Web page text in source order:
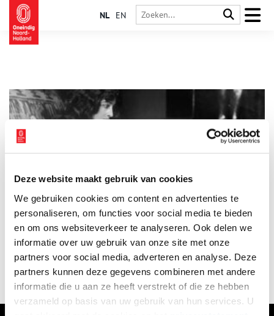
Deze website maakt gebruik van cookies
We gebruiken cookies om content en advertenties te
personaliseren, om functies voor social media te bieden
en om ons websiteverkeer te analyseren. Ook delen we
informatie over uw gebruik van onze site met onze
partners voor social media, adverteren en analyse. Deze
partners kunnen deze gegevens combineren met andere
informatie die u aan ze heeft verstrekt of die ze hebben
verzameld op basis van uw gebruik van hun services. U
NL EN
De Maand van de Geschiedenis 2024 is begonnen! Ga op pad
en dompel je onder in de geschiedenis met het thema Echt
nep. Van workshops tot tentoonstellingen en van
rondleidingen tot speurtochten: er is voor ieder wat wils.
Bezoek een activiteit bij jou om de hoek en leer het heden
beter te begrijpen door het verleden te ontdekken.
1 min